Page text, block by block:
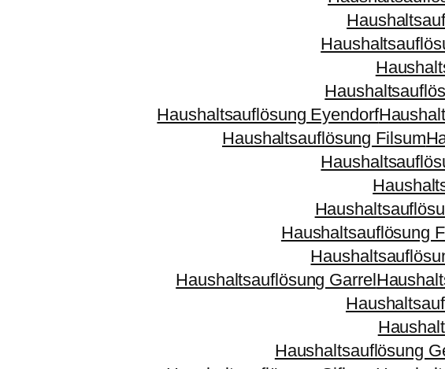
Haushaltsauflösung Eyendorf
Haushaltsauflösung Filsum
Haushaltsauflösung
Haushaltsauflösung Garrel
Haushaltsauflösung